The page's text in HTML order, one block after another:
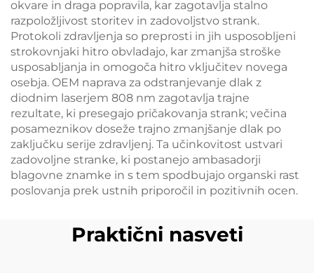
okvare in draga popravila, kar zagotavlja stalno
razpoložljivost storitev in zadovoljstvo strank.
Protokoli zdravljenja so preprosti in jih usposobljeni
strokovnjaki hitro obvladajo, kar zmanjša stroške
usposabljanja in omogoča hitro vključitev novega
osebja. OEM naprava za odstranjevanje dlak z
diodnim laserjem 808 nm zagotavlja trajne
rezultate, ki presegajo pričakovanja strank; večina
posameznikov doseže trajno zmanjšanje dlak po
zaključku serije zdravljenj. Ta učinkovitost ustvari
zadovoljne stranke, ki postanejo ambasadorji
blagovne znamke in s tem spodbujajo organski rast
poslovanja prek ustnih priporočil in pozitivnih ocen.
Praktični nasveti